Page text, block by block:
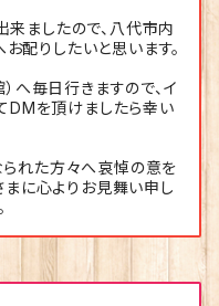
来ましたので、八代市内
配りしたいと思います。
へ毎日行きますので、イ
DMを頂けましたら幸い
られた方々へ哀悼の意を
まに心よりお見舞い申し